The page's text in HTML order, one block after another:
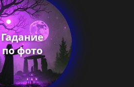
Гадание
по фото